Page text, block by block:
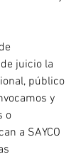
juicio la
público
y
o
a SAYCO